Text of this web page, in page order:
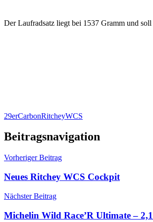
Der Laufradsatz liegt bei 1537 Gramm und
29erCarbonRitcheyWCS
Beitragsnavigation
Vorheriger Beitrag
Neues Ritchey WCS Cockpit
Nächster Beitrag
Michelin Wild Race’R Ultimate –